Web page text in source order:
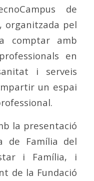
de
organitzada pel
comptar amb
en
i serveis
un espai
la presentació
de Família del
i Família, i
de la Fundació